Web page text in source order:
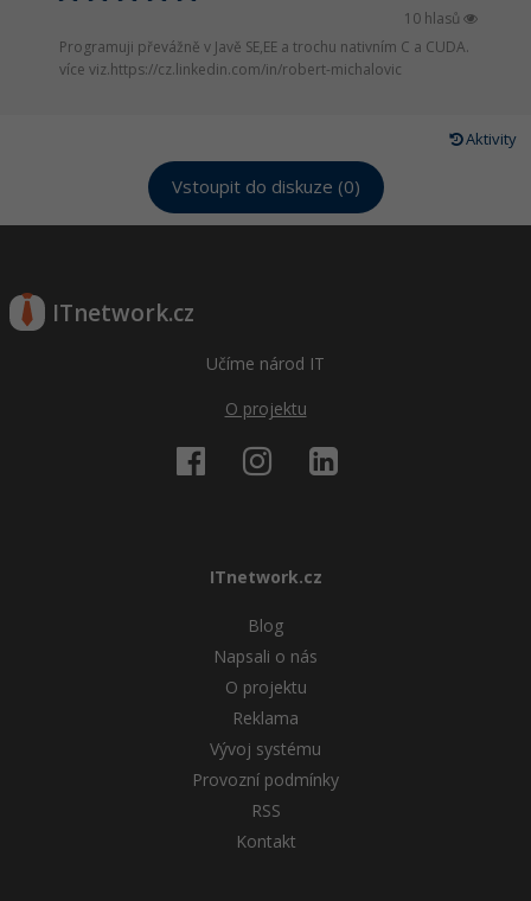
10 hlasů
Programuji převážně v Javě SE,EE a trochu nativním C a CUDA.
více viz.https://cz.linkedin.com/in/robert-michalovic
Aktivity
Vstoupit do diskuze (0)
ITnetwork.cz
Učíme národ IT
O projektu
ITnetwork.cz
Blog
Napsali o nás
O projektu
Reklama
Vývoj systému
Provozní podmínky
RSS
Kontakt